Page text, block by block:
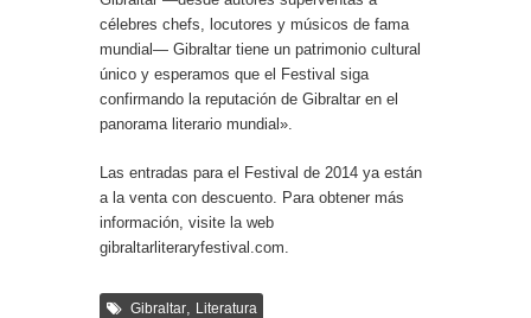
célebres chefs, locutores y músicos de fama
mundial— Gibraltar tiene un patrimonio cultural
único y esperamos que el Festival siga
confirmando la reputación de Gibraltar en el
panorama literario mundial».
Las entradas para el Festival de 2014 ya están
a la venta con descuento. Para obtener más
información, visite la web
gibraltarliteraryfestival.com.
Gibraltar, Literatura